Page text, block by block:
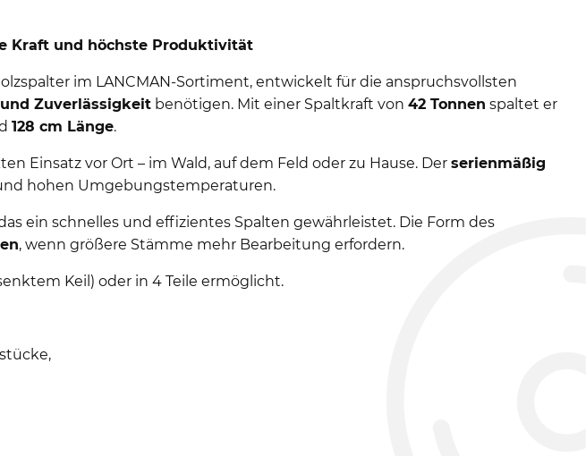
Kraft und höchste Produktivität
im LANCMAN-Sortiment, entwickelt für die anspruchsvollsten
Zuverlässigkeitbenötigen. Mit einer Spaltkraft von 42 Tonnen spaltet er
128 cm Länge.
Einsatz vor Ort – im Wald, auf dem Feld oder zu Hause. Der serienmäßig
hohen Umgebungstemperaturen.
ein schnelles und effizientes Spalten gewährleistet. Die Form des
, wenn größere Stämme mehr Bearbeitung erfordern.
Keil) oder in 4 Teile ermöglicht.